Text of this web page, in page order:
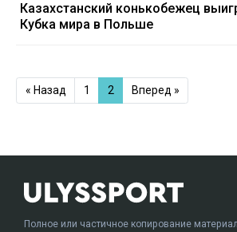
Казахстанский конькобежец
Кубка мира в Польше
« Назад 1 2 Вперед »
Полное или частичное копирование